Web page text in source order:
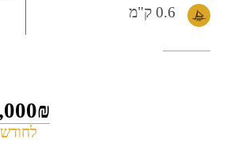
0.6 ק"מ
לחודש